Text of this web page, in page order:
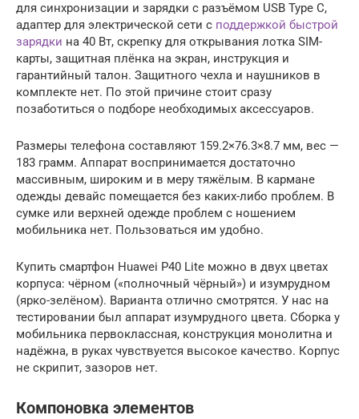
для синхронизации и зарядки с разъёмом USB Type C,
адаптер для электрической сети с поддержкой быстрой
зарядки на 40 Вт, скрепку для открывания лотка SIM-
карты, защитная плёнка на экран, инструкция и
гарантийный талон. Защитного чехла и наушников в
комплекте нет. По этой причине стоит сразу
позаботиться о подборе необходимых аксессуаров.
Размеры телефона составляют 159.2×76.3×8.7 мм, вес —
183 грамм. Аппарат воспринимается достаточно
массивным, широким и в меру тяжёлым. В кармане
одежды девайс помещается без каких-либо проблем. В
сумке или верхней одежде проблем с ношением
мобильника нет. Пользоваться им удобно.
Купить смартфон Huawei P40 Lite можно в двух цветах
корпуса: чёрном («полночный чёрный») и изумрудном
(ярко-зелёном). Варианта отлично смотрятся. У нас на
тестировании был аппарат изумрудного цвета. Сборка у
мобильника первоклассная, конструкция монолитна и
надёжна, в руках чувствуется высокое качество. Корпус
не скрипит, зазоров нет.
Компоновка элементов